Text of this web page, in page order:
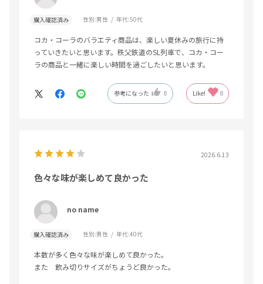
購入確認済み 性別:男性 年代:50代
コカ・コーラのバラエティ商品は、楽しい夏休みの旅行に持
っていきたいと思います。秩父鉄道のSL列車で、コカ・コー
ラの商品と一緒に楽しい時間を過ごしたいと思います。
参考になった 0 Like! 0
2026.6.13
色々な味が楽しめて良かった
no name
購入確認済み 性別:男性 年代:40代
本数が多く色々な味が楽しめて良かった。
また 飲み切りサイズがちょうど良かった。